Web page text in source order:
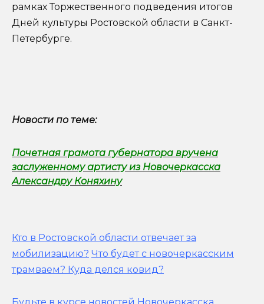
рамках Торжественного подведения итогов
Дней культуры Ростовской области в Санкт-
Петербурге.
Новости по теме:
Почетная грамота губернатора вручена
заслуженному артисту из Новочеркасска
Александру Коняхину
Кто в Ростовской области отвечает за
мобилизацию? Что будет с новочеркасским
трамваем? Куда делся ковид?
Будьте в курсе новостей Новочеркасска,